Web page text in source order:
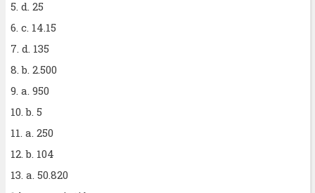
5. d. 25
6. c. 14.15
7. d. 135
8. b. 2.500
9. a. 950
10. b. 5
11. a. 250
12. b. 104
13. a. 50.820